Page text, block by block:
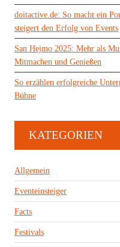
doitactive.de: So macht ein
steigert den Erfolg von Events
San Hejmo 2025: Mehr als
Mitmachen und Genießen
So erzählen erfolgreiche
Bühne
KATEGORIEN
Allgemein
Eventeinsteiger
Facts
Festivals